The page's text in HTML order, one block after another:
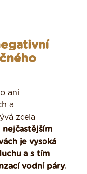
ani
a
zcela
nejčastějším
je vysoká
a s tím
vodní páry.